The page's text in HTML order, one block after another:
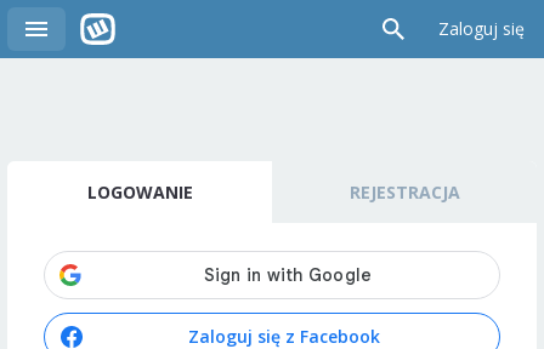
Zaloguj się
LOGOWANIE REJESTRACJA
Zaloguj się z Facebook